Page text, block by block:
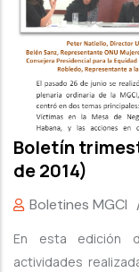
Boletín
de 2014)
Boletines MGCI
En esta edición
actividades